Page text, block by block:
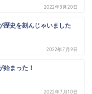
2022年3月20日
歴史を刻んじゃいました
2022年7月9日
始まった！
2022年7月10日